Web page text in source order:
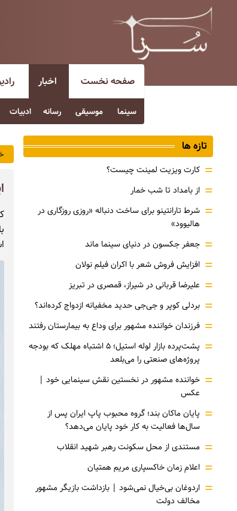
صفحه نخست اخبار
سینما موسیقی رسانه ادبیات
تازه ها
= کارت ویزیت لمینت چیست؟
= از بامداد تا شب خمار
= شرط تارانتینو برای ساخت دنباله «روزی روزگاری در
هالیوود»
= جعفر جکسون در دنیای سینما ماند
= افزایش فروش شعر با اکران فیلم نولان
= علیرضا قربانی در شیراز، قمصری در تبریز
= بردلی کوپر و جی‌جی حدید مخفیانه ازدواج کرده‌اند؟
= فرزندان خواننده مشهور برای وداع به بیمارستان رفتند
=
پشت‌پرده بازار لوله استیل؛ ۵ اشتباه مهلک که بودجه
پروژه‌های صنعتی را می‌بلعد
= خواننده مشهور در نخستین نقش سینمایی خود |‌
عکس
= پایان ماکان بند؛ گروه محبوب پاپ ایران پس از
سال‌ها فعالیت به کار خود پایان می‌دهد؟
= مستندی از محل سکونت رهبر شهید انقلاب
= اعلام زمان خاکسپاری مریم همتیان
= اردوغان بی‌خیال نمی‌شود | بازداشت بازیگر مشهور
مخالف دولت